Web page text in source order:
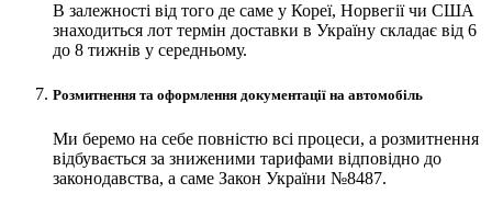
В залежності від того де саме у Кореї, Норвегії чи США
знаходиться лот термін доставки в Україну складає від 6
до 8 тижнів у середньому.
Розмитнення та оформлення документації на автомобіль
Ми беремо на себе повністю всі процеси, а розмитнення
відбувається за зниженими тарифами відповідно до
законодавства, а саме Закон України №8487.